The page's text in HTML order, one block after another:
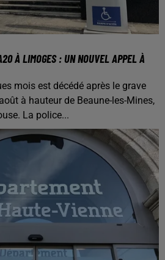
À LIMOGES : UN NOUVEL APPEL À
mois est décédé après le grave
à hauteur de Beaune-les-Mines,
La police...